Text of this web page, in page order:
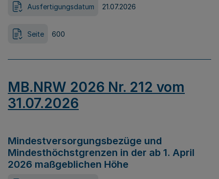
Ausfertigungsdatum 21.07.2026
Seite 600
MB.NRW 2026 Nr. 212 vom
31.07.2026
Mindestversorgungsbezüge und
Mindesthöchstgrenzen in der ab 1. April
2026 maßgeblichen Höhe